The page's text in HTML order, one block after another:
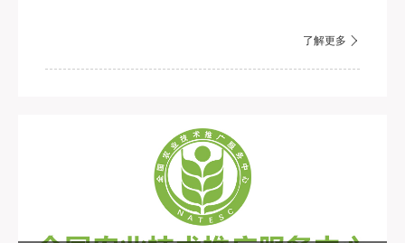
了解更多